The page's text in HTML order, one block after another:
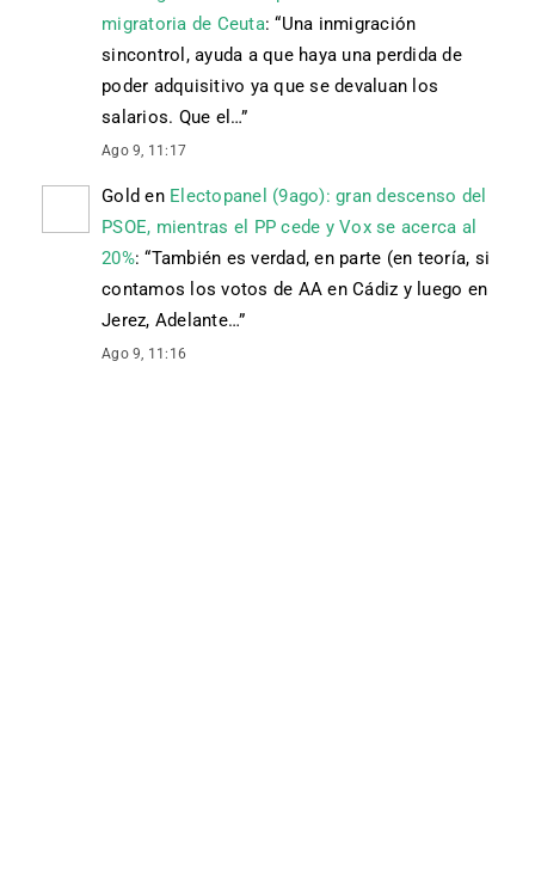
migratoria de Ceuta: “Una inmigración
sincontrol, ayuda a que haya una perdida de
poder adquisitivo ya que se devaluan los
salarios. Que el…”
Ago 9, 11:17
Gold en Electopanel (9ago): gran descenso del
PSOE, mientras el PP cede y Vox se acerca al
20%: “También es verdad, en parte (en teoría, si
contamos los votos de AA en Cádiz y luego en
Jerez, Adelante…”
Ago 9, 11:16